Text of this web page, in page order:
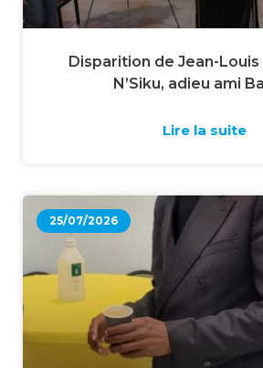
Disparition de Jean-
N’Siku, adieu ami
Lire la suite
25/07/2026